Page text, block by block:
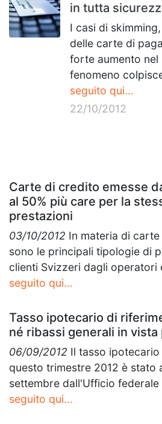
in tutta
I casi di
delle carte di
forte aumento nel
fenomeno
seguito qui...
22/10/2012
Carte di credito emesse
al 50% più care per la
prestazioni
03/10/2012 In materia di
sono le principali tipologie di
clienti Svizzeri dagli operatori
seguito qui...
Tasso ipotecario di
né ribassi generali in
06/09/2012 Il tasso
questo trimestre 2012 è stato
settembre dall'Ufficio federale
seguito qui...